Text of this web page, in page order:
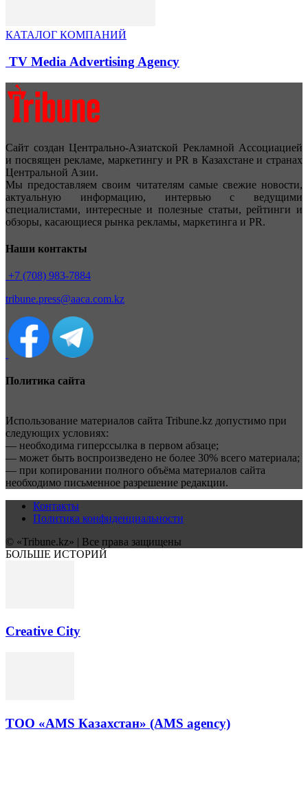
КАТАЛОГ КОМПАНИЙ
TV Media Advertising Agency
Сайт создан Центрально-Азиатской Рекламной Ассоциацией
и посвящен рекламе, маркетингу и PR в Казахстане и странах
Центральной Азии.
Мы предоставляем своим читателям самые свежие новости,
актуальную информацию, интервью с ведущими
специалистами, интересные и полезные статьи, рейтинги и
обзоры, касающиеся рынка рекламы, маркетинга и PR.
Наши контакты
+7 (708) 983-7884
tribune.press@aaca.com.kz
Политика сайта
Использование материалов сайта Tribune.kz допустимо при
следующих условиях:
— необходима гиперссылка в первом абзаце;
— может быть воспроизведено не более 30% всего материала;
— при копировании полного объёма материалов сайта
необходимо письменное разрешение редакции.
Контакты
Политика конфиденциальности
© «Tribune.kz» | Все права защищены
БОЛЬШЕ ИСТОРИЙ
Creative City
TOO «AMS Казахстан» (AMS agency)